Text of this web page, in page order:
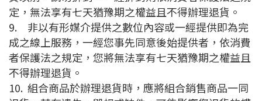
定，無法享有七天猶豫期之權益且不得辦理退貨。
9.
非以有形媒介提供之數位內容或一經提供即為完
成之線上服務，一經您事先同意後始提供者，依消費
者保護法之規定，您將無法享有七天猶豫期之權益且
不得辦理退貨。
10. 組合商品於辦理退貨時，應將組合銷售商品一同